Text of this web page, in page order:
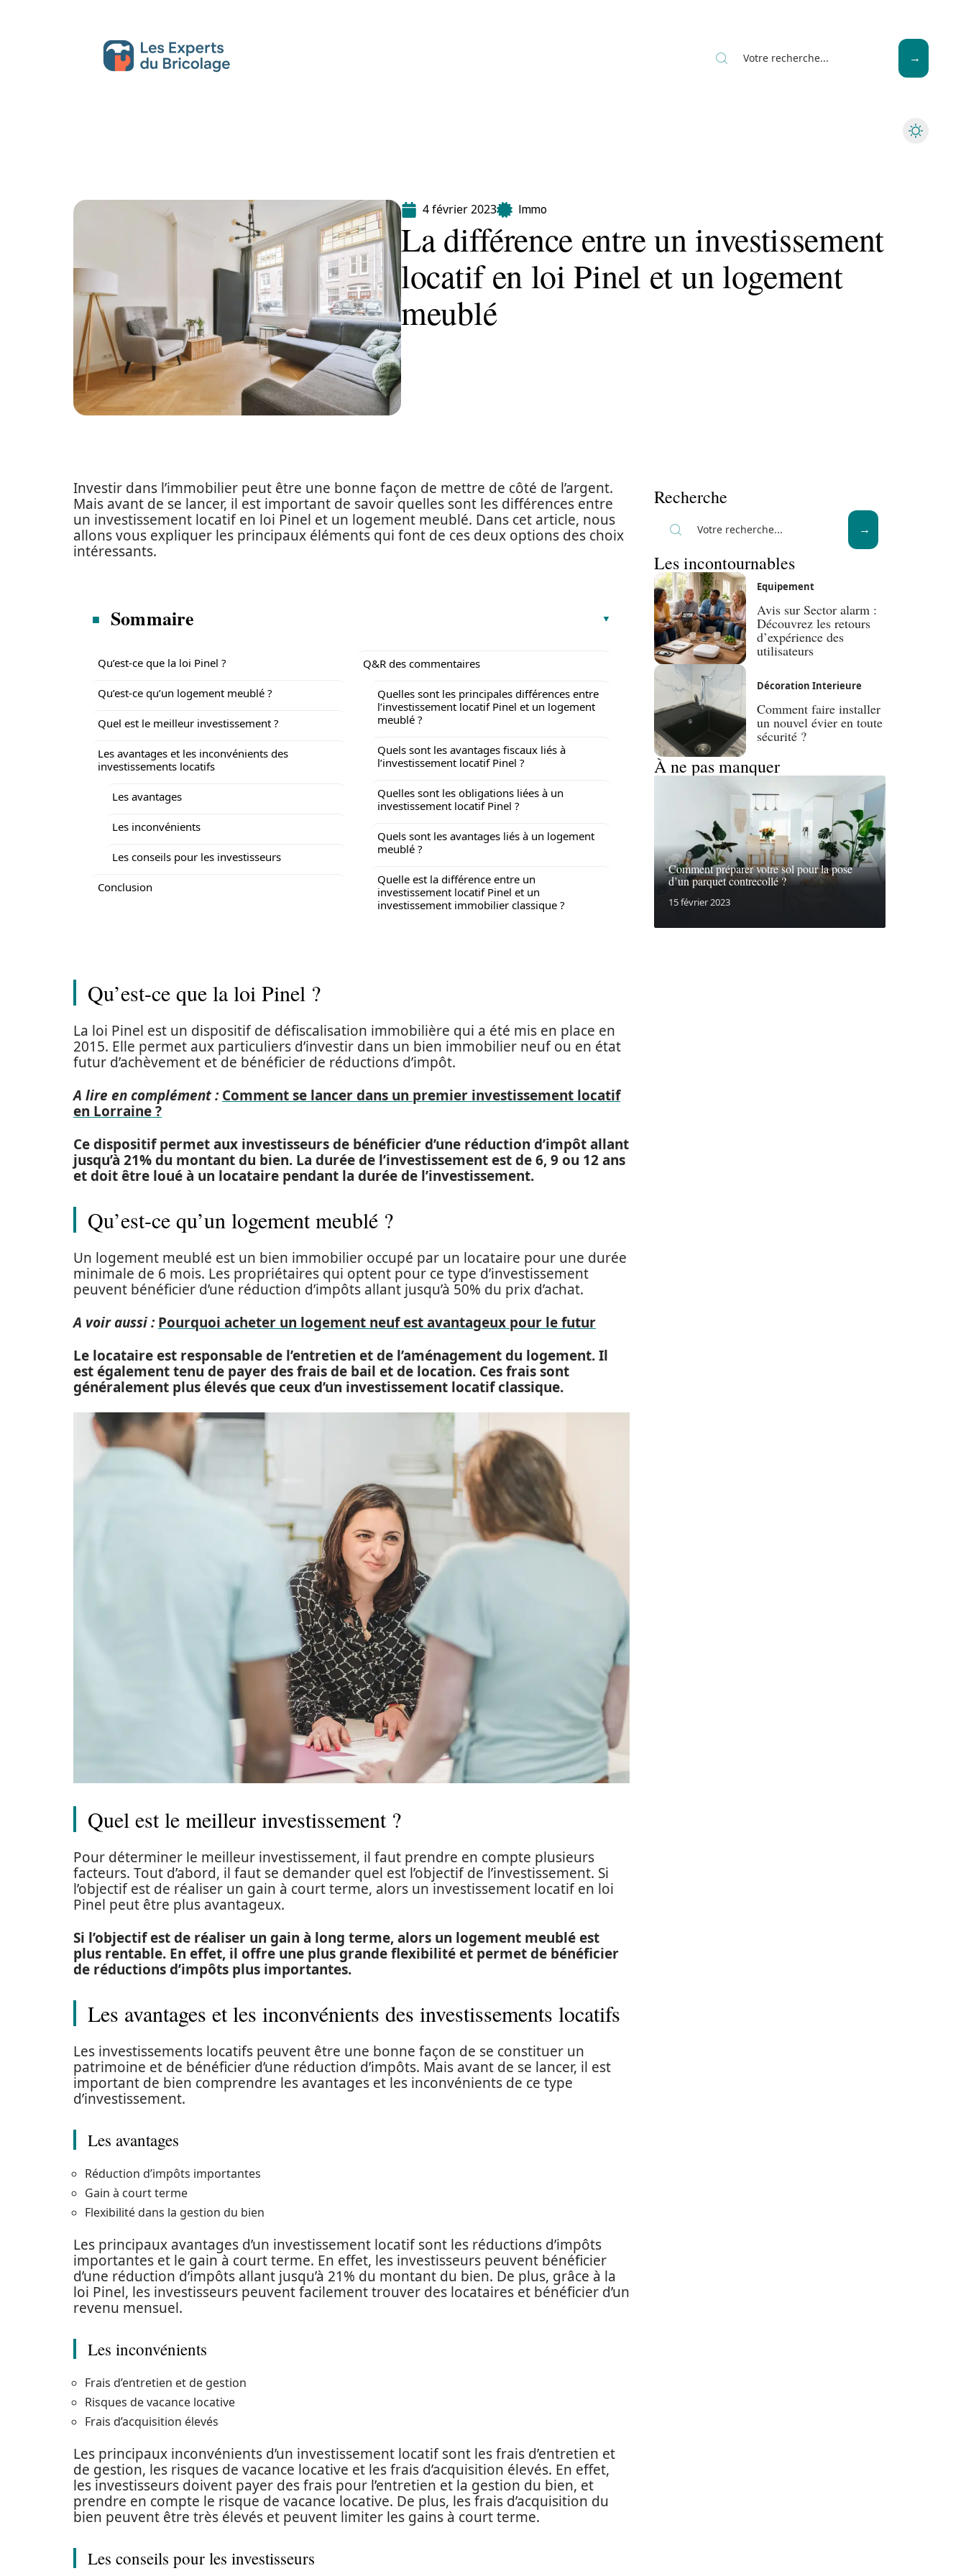
4 février 2023 Immo
La différence entre un investissement
locatif en loi Pinel et un logement
meublé
Investir dans l’immobilier peut être une bonne façon de mettre de côté de l’argent.
Mais avant de se lancer, il est important de savoir quelles sont les différences entre
un investissement locatif en loi Pinel et un logement meublé. Dans cet article, nous
allons vous expliquer les principaux éléments qui font de ces deux options des choix
intéressants.
Sommaire
Qu’est-ce que la loi Pinel ?
Qu’est-ce qu’un logement meublé ?
Quel est le meilleur investissement ?
Les avantages et les inconvénients des
investissements locatifs
Les avantages
Les inconvénients
Les conseils pour les investisseurs
Conclusion
Q&R des commentaires
Quelles sont les principales différences entre
l’investissement locatif Pinel et un logement
meublé ?
Quels sont les avantages fiscaux liés à
l’investissement locatif Pinel ?
Quelles sont les obligations liées à un
investissement locatif Pinel ?
Quels sont les avantages liés à un logement
meublé ?
Quelle est la différence entre un
investissement locatif Pinel et un
investissement immobilier classique ?
Qu’est-ce que la loi Pinel ?
La loi Pinel est un dispositif de défiscalisation immobilière qui a été mis en place en
2015. Elle permet aux particuliers d’investir dans un bien immobilier neuf ou en état
futur d’achèvement et de bénéficier de réductions d’impôt.
A lire en complément : Comment se lancer dans un premier investissement locatif
en Lorraine ?
Ce dispositif permet aux investisseurs de bénéficier d’une réduction d’impôt allant
jusqu’à 21% du montant du bien. La durée de l’investissement est de 6, 9 ou 12 ans
et doit être loué à un locataire pendant la durée de l’investissement.
Qu’est-ce qu’un logement meublé ?
Un logement meublé est un bien immobilier occupé par un locataire pour une durée
minimale de 6 mois. Les propriétaires qui optent pour ce type d’investissement
peuvent bénéficier d’une réduction d’impôts allant jusqu’à 50% du prix d’achat.
A voir aussi : Pourquoi acheter un logement neuf est avantageux pour le futur
Le locataire est responsable de l’entretien et de l’aménagement du logement. Il
est également tenu de payer des frais de bail et de location. Ces frais sont
généralement plus élevés que ceux d’un investissement locatif classique.
Quel est le meilleur investissement ?
Pour déterminer le meilleur investissement, il faut prendre en compte plusieurs
facteurs. Tout d’abord, il faut se demander quel est l’objectif de l’investissement. Si
l’objectif est de réaliser un gain à court terme, alors un investissement locatif en loi
Pinel peut être plus avantageux.
Si l’objectif est de réaliser un gain à long terme, alors un logement meublé est
plus rentable. En effet, il offre une plus grande flexibilité et permet de bénéficier
de réductions d’impôts plus importantes.
Les avantages et les inconvénients des investissements locatifs
Les investissements locatifs peuvent être une bonne façon de se constituer un
patrimoine et de bénéficier d’une réduction d’impôts. Mais avant de se lancer, il est
important de bien comprendre les avantages et les inconvénients de ce type
d’investissement.
Les avantages
Réduction d’impôts importantes
Gain à court terme
Flexibilité dans la gestion du bien
Les principaux avantages d’un investissement locatif sont les réductions d’impôts
importantes et le gain à court terme. En effet, les investisseurs peuvent bénéficier
d’une réduction d’impôts allant jusqu’à 21% du montant du bien. De plus, grâce à la
loi Pinel, les investisseurs peuvent facilement trouver des locataires et bénéficier d’un
revenu mensuel.
Les inconvénients
Frais d’entretien et de gestion
Risques de vacance locative
Frais d’acquisition élevés
Les principaux inconvénients d’un investissement locatif sont les frais d’entretien et
de gestion, les risques de vacance locative et les frais d’acquisition élevés. En effet,
les investisseurs doivent payer des frais pour l’entretien et la gestion du bien, et
prendre en compte le risque de vacance locative. De plus, les frais d’acquisition du
bien peuvent être très élevés et peuvent limiter les gains à court terme.
Les conseils pour les investisseurs
Recherche
Les incontournables
Equipement
Avis sur Sector alarm :
Découvrez les retours
d’expérience des
utilisateurs
Décoration Interieure
Comment faire installer
un nouvel évier en toute
sécurité ?
À ne pas manquer
Comment préparer votre sol pour la pose
d’un parquet contrecollé ?
15 février 2023